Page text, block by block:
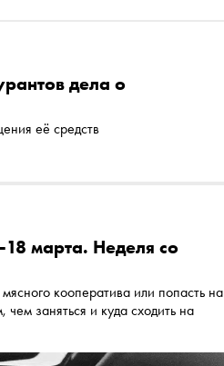
дела о
её средств
марта. Неделя со
кооператива или попасть на
заняться и куда сходить на